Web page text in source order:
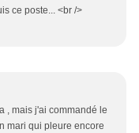
ce poste... <br />
, mais j'ai commandé le
mari qui pleure encore